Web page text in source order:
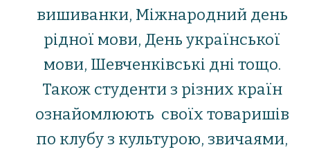
вишиванки, Міжнародний день
рідної мови, День української
мови, Шевченківські дні тощо.
Також студенти з різних країн
ознайомлюють своїх товаришів
по клубу з культурою, звичаями,